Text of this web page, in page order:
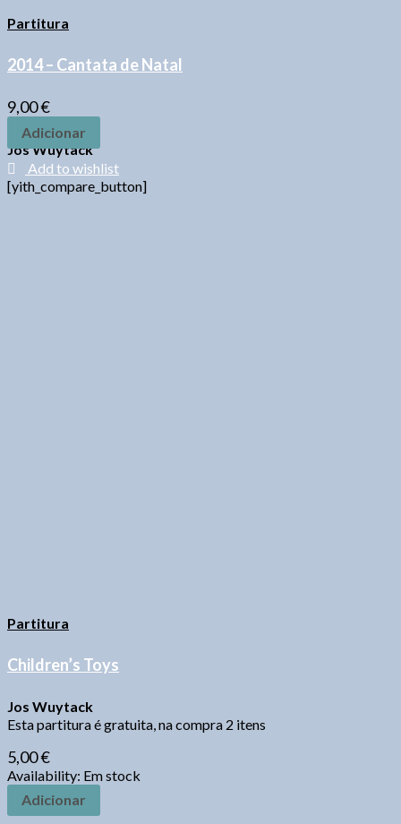
Partitura
2014 – Cantata de Natal
9,00€
Adicionar
Jos Wuytack
Add to wishlist
[yith_compare_button]
Partitura
Children’s Toys
Jos Wuytack
Esta partitura é gratuita, na compra 2 itens
5,00€
Availability: Em stock
Adicionar